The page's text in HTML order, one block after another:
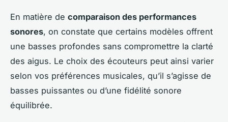
En matière de comparaison des performances
sonores, on constate que certains modèles offrent
une basses profondes sans compromettre la clarté
des aigus. Le choix des écouteurs peut ainsi varier
selon vos préférences musicales, qu’il s’agisse de
basses puissantes ou d’une fidélité sonore
équilibrée.